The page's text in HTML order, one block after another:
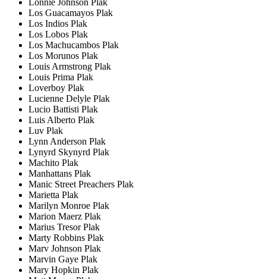
Los Guacamayos Plak
Los Indios Plak
Los Lobos Plak
Los Machucambos Plak
Los Morunos Plak
Louis Armstrong Plak
Louis Prima Plak
Loverboy Plak
Lucienne Delyle Plak
Lucio Battisti Plak
Luis Alberto Plak
Luv Plak
Lynn Anderson Plak
Lynyrd Skynyrd Plak
Machito Plak
Manhattans Plak
Manic Street Preachers Plak
Marietta Plak
Marilyn Monroe Plak
Marion Maerz Plak
Marius Tresor Plak
Marty Robbins Plak
Marv Johnson Plak
Marvin Gaye Plak
Mary Hopkin Plak